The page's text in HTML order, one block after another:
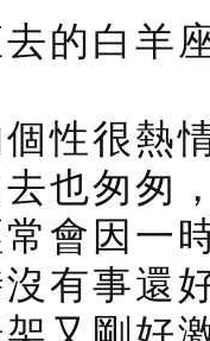
的白羊
性很熱
也匆匆
會因一
有事還